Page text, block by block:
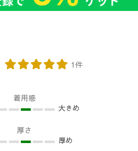
1件
着用感
大きめ
厚さ
厚め